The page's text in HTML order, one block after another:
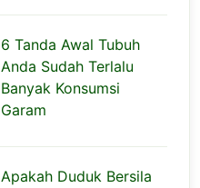
6 Tanda Awal Tubuh
Anda Sudah Terlalu
Banyak Konsumsi
Garam
Apakah Duduk Bersila